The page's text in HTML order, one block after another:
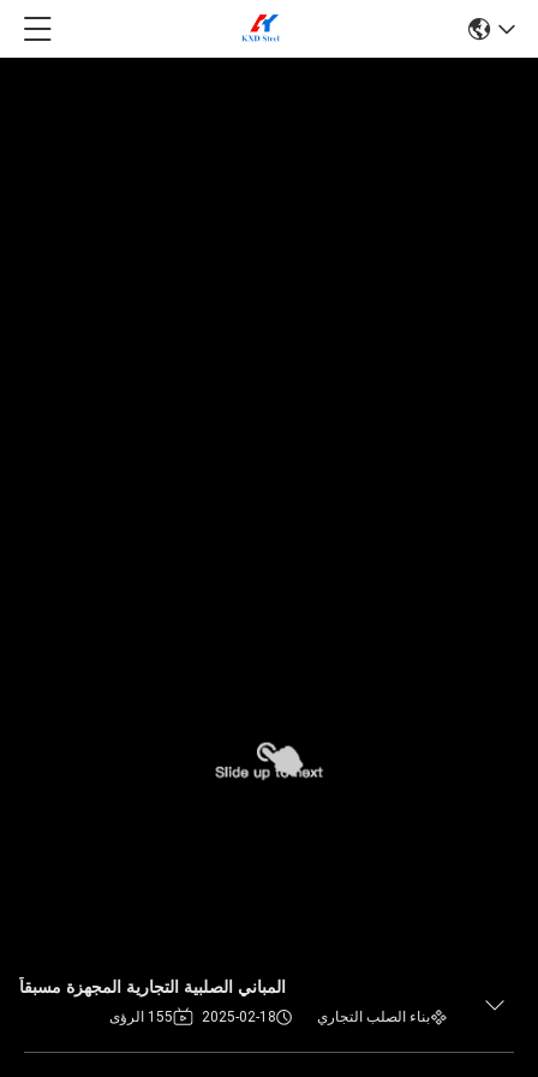
المباني الصلبية التجارية المجهزة مسبقاً
بناء الصلب التجاري 2025-02-18 155 الرؤى